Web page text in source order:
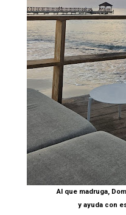
Al que madruga,
y ayuda con